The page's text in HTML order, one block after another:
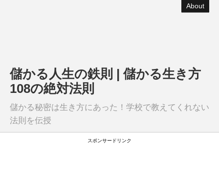
About
儲かる人生の鉄則 | 儲かる生き方
108の絶対法則
儲かる秘密は生き方にあった！学校で教えてくれない
法則を伝授
スポンサードリンク